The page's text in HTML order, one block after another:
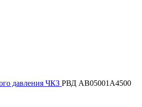
давления ЧКЗ РВД AB05001A4500